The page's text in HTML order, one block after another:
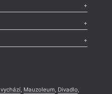
, Mauzoleum, Divadlo,